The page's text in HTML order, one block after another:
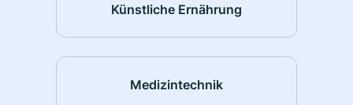
Künstliche Ernährung
Medizintechnik